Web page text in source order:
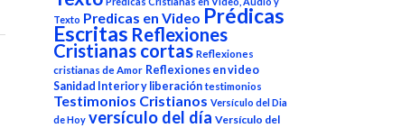
Texto Predicas en Video Prédicas
Escritas Reflexiones
Cristianas cortas Reflexiones
cristianas de Amor Reflexiones en video
Sanidad Interior y liberación testimonios
Testimonios Cristianos Versículo del Dia
de Hoy versículo del día Versículo del